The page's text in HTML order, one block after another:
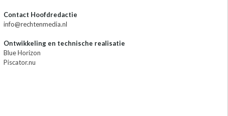
Contact Hoofdredactie
info@rechtenmedia.nl
Ontwikkeling en technische realisatie
Blue Horizon
Piscator.nu